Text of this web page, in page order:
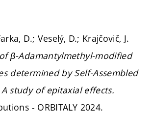
D.; Veselý, D.; Krajčovič, J.
β-Adamantylmethyl-modified
determined by Self-Assembled
study of epitaxial effects.
- ORBITALY 2024.